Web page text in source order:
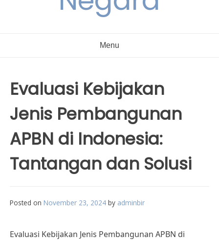
Menu
Evaluasi Kebijakan
Jenis Pembangunan
APBN di Indonesia:
Tantangan dan Solusi
Posted on November 23, 2024 by adminbir
Evaluasi Kebijakan Jenis Pembangunan APBN di